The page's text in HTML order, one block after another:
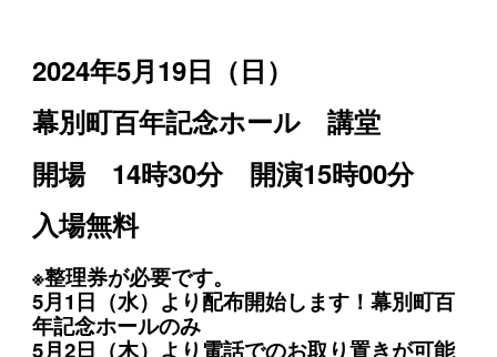
2024年5月19日（日）
幕別町百年記念ホール 講堂
開場 14時30分 開演15時00分
入場無料
※整理券が必要です。
5月1日（水） より配布開始します！幕別町百
年記念ホールのみ
5月2日（木）より電話でのお取り置きが可能